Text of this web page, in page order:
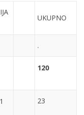
UKUPNO
.
120
23